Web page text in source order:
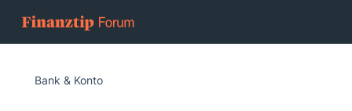
Bank & Konto